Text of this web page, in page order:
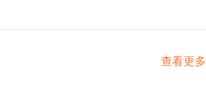
查看更多